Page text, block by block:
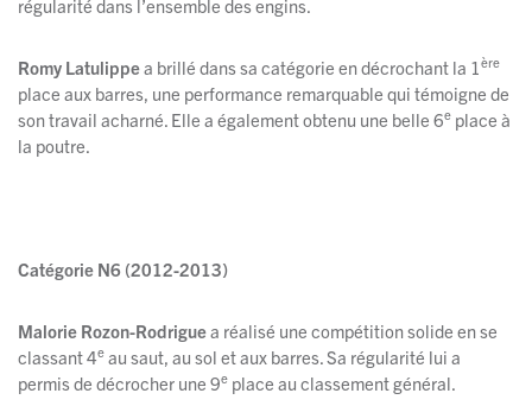
régularité dans l’ensemble des engins.
Romy Latulippea brillé dans sa catégorie en décrochant la 1 ère
place aux barres, une performance remarquable qui témoigne de
son travail acharné. Elle a également obtenu une belle 6e place à
la poutre.
Catégorie N6 (2012-2013)
Malorie Rozon-Rodriguea réalisé une compétition solide en se
classant 4e au saut, au sol et aux barres. Sa régularité lui a
permis de décrocher une 9e place au classement général.